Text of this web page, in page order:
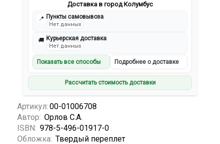
Доставка в город Колумбус
📍 Пункты самовывоза
Нет данных
🚚 Курьерская доставка
Нет данных
Показать все способы Подробнее о доставке
Рассчитать стоимость доставки
Артикул: 00-01006708
Автор: Орлов С.А.
ISBN: 978-5-496-01917-0
Обложка: Твердый переплет